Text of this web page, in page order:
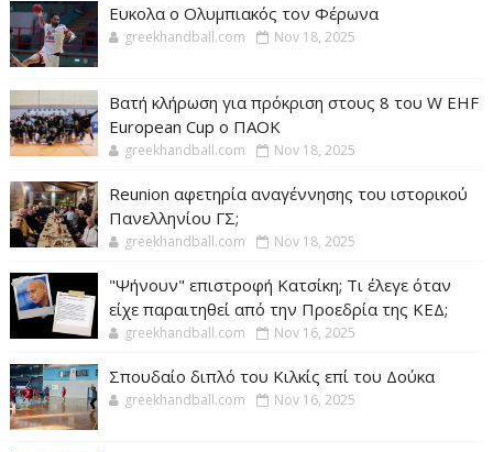
Ευκολα ο Ολυμπιακός τον Φέρωνα
greekhandball.com Nov 18, 2025
Βατή κλήρωση για πρόκριση στους 8 του W EHF
European Cup ο ΠΑΟΚ
greekhandball.com Nov 18, 2025
Reunion αφετηρία αναγέννησης του ιστορικού
Πανελληνίου ΓΣ;
greekhandball.com Nov 18, 2025
"Ψήνουν" επιστροφή Κατσίκη; Τι έλεγε όταν
είχε παραιτηθεί από την Προεδρία της ΚΕΔ;
greekhandball.com Nov 16, 2025
Σπουδαίο διπλό του Κιλκίς επί του Δούκα
greekhandball.com Nov 16, 2025